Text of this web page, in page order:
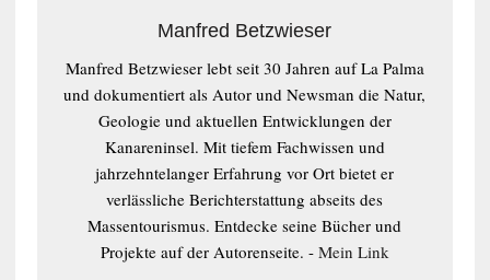
Manfred Betzwieser
Manfred Betzwieser lebt seit 30 Jahren auf La Palma
und dokumentiert als Autor und Newsman die Natur,
Geologie und aktuellen Entwicklungen der
Kanareninsel. Mit tiefem Fachwissen und
jahrzehntelanger Erfahrung vor Ort bietet er
verlässliche Berichterstattung abseits des
Massentourismus. Entdecke seine Bücher und
Projekte auf der Autorenseite. - Mein Link